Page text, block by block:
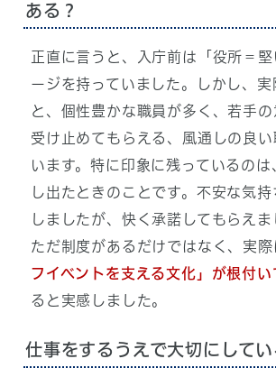
ある？
正直に言うと、入庁前は「役所＝堅
ージを持っていました。しかし、実
と、個性豊かな職員が多く、若手
受け止めてもらえる、風通しの良
います。特に印象に残っているのは
し出たときのことです。不安な気
しましたが、快く承諾してもらえ
ただ制度があるだけではなく、実際
フイベントを支える文化」が根付い
ると実感しました。
仕事をするうえで大切にしてい